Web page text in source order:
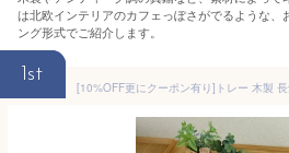
は北欧インテリアのカフェっぽさがでるような、
ング形式でご紹介します。
1st